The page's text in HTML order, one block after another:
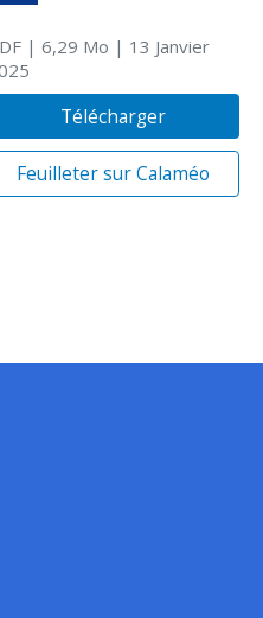
| 6,29 Mo | 13 Janvier
Télécharger
Feuilleter sur Calaméo